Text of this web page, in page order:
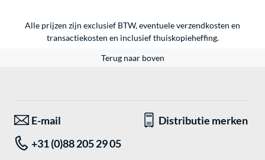
Alle prijzen zijn exclusief BTW, eventuele verzendkosten en
transactiekosten en inclusief thuiskopieheffing.
Terug naar boven
E-mail
Distributie merken
+31 (0)88 205 29 05